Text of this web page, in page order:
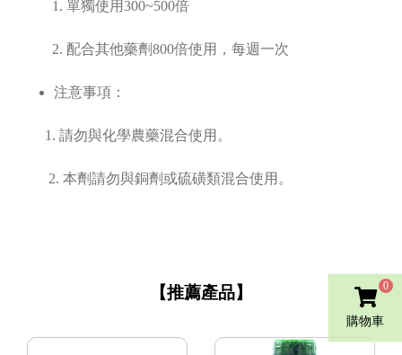
1. 單獨使用300~500倍
2. 配合其他藥劑800倍使用，每週一次
注意事項：
1. 請勿與化學農藥混合使用。
2. 本劑請勿與銅劑或硫磺類混合使用。
【推薦產品】 0
購物車